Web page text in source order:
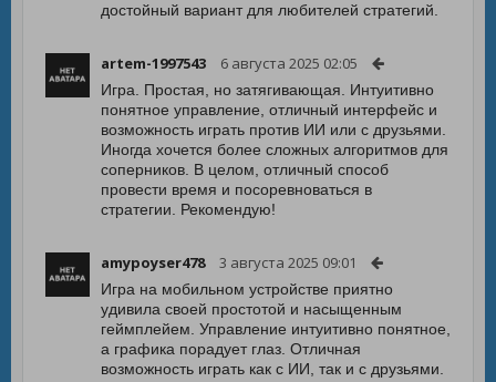
достойный вариант для любителей стратегий.
artem-1997543 6 августа 2025 02:05
Игра. Простая, но затягивающая. Интуитивно
понятное управление, отличный интерфейс и
возможность играть против ИИ или с друзьями.
Иногда хочется более сложных алгоритмов для
соперников. В целом, отличный способ
провести время и посоревноваться в
стратегии. Рекомендую!
amypoyser478 3 августа 2025 09:01
Игра на мобильном устройстве приятно
удивила своей простотой и насыщенным
геймплейем. Управление интуитивно понятное,
а графика порадует глаз. Отличная
возможность играть как с ИИ, так и с друзьями.